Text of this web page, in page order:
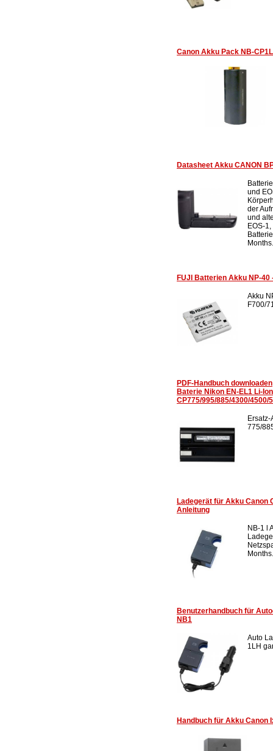
Canon Akku Pack NB-
Datasheet Akku CANON
und
der
und
EOS-
FUJI Batterien Akku NP-40
Akku
F700/
PDF-Handbuch downloaden
Baterie Nikon EN-EL1 Li-
CP775/995/885/4300/4500/
775/
Ladegerät für Akku Canon
Anleitung
NB-1 l
Benutzerhandbuch für
NB1
Auto
1LH
Handbuch für Akku Canon